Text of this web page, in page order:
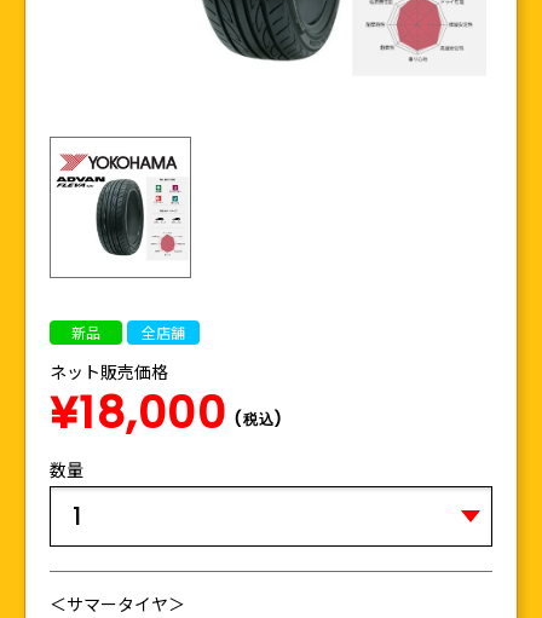
新品 全店舗
ネット販売価格
¥18,000 (税込)
数量
＜サマータイヤ＞